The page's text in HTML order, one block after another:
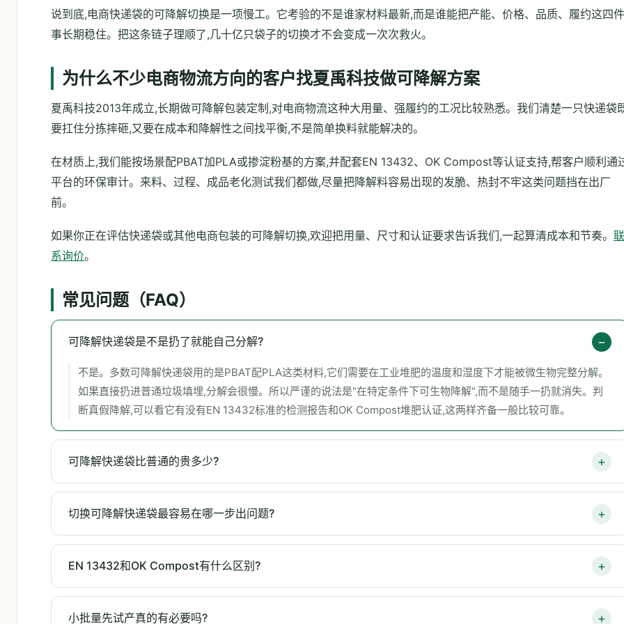
说到底,电商快递袋的可降解切换是一项慢工。它考验的不是谁家材料最新,而是谁能把产能、价格、品质、履约这四件
事长期稳住。把这条链子理顺了,几十亿只袋子的切换才不会变成一次次救火。
为什么不少电商物流方向的客户找夏禹科技做可降解方案
夏禹科技2013年成立,长期做可降解包装定制,对电商物流这种大用量、强履约的工况比较熟悉。我们清楚一只快递袋
要扛住分拣摔砸,又要在成本和降解性之间找平衡,不是简单换料就能解决的。
在材质上,我们能按场景配PBAT加PLA或掺淀粉基的方案,并配套EN 13432、OK Compost等认证支持,帮客户顺利通
平台的环保审计。来料、过程、成品老化测试我们都做,尽量把降解料容易出现的发脆、热封不牢这类问题挡在出厂
前。
如果你正在评估快递袋或其他电商包装的可降解切换,欢迎把用量、尺寸和认证要求告诉我们,一起算清成本和节奏。 联
系询价。
常见问题（FAQ）
可降解快递袋是不是扔了就能自己分解?
不是。多数可降解快递袋用的是PBAT配PLA这类材料,它们需要在工业堆肥的温度和湿度下才能被微生物完整分解。
如果直接扔进普通垃圾填埋,分解会很慢。所以严谨的说法是"在特定条件下可生物降解",而不是随手一扔就消失。判
断真假降解,可以看它有没有EN 13432标准的检测报告和OK Compost堆肥认证,这两样齐备一般比较可靠。
可降解快递袋比普通的贵多少?
切换可降解快递袋最容易在哪一步出问题?
EN 13432和OK Compost有什么区别?
小批量先试产真的有必要吗?